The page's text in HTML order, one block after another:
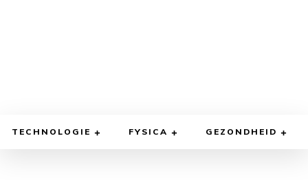
TECHNOLOGIE FYSICA GEZONDHEID